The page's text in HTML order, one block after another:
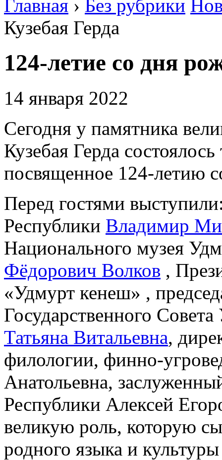
Главная › Без рубрики
Кузебая Герда
124-летие со дня
14 января 2022
Сегодня у памятника
Кузебая Герда
посвященное 124-летию
Перед гостями
Республики Владимир
Национального музея
Фёдорович Волков ,
«Удмурт кенеш» ,
Государственного
Татьяна Витальевна,
филологии, финно-
Анатольевна,
Республики Алексей
великую роль, которую
родного языка и